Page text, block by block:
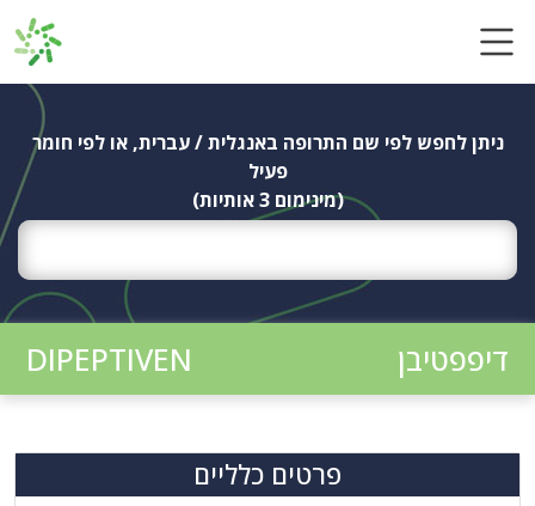
ניתן לחפש לפי שם התרופה באנגלית / עברית, או לפי חומר
פעיל
(מינימום 3 אותיות)
דיפפטיבן DIPEPTIVEN
פרטים כלליים